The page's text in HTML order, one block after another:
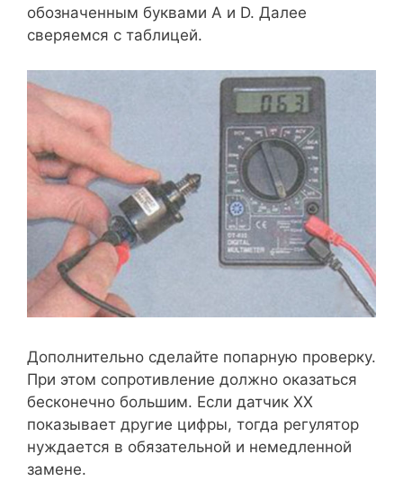
обозначенным буквами A и D. Далее
сверяемся с таблицей.
Дополнительно сделайте попарную проверку.
При этом сопротивление должно оказаться
бесконечно большим. Если датчик ХХ
показывает другие цифры, тогда регулятор
нуждается в обязательной и немедленной
замене.